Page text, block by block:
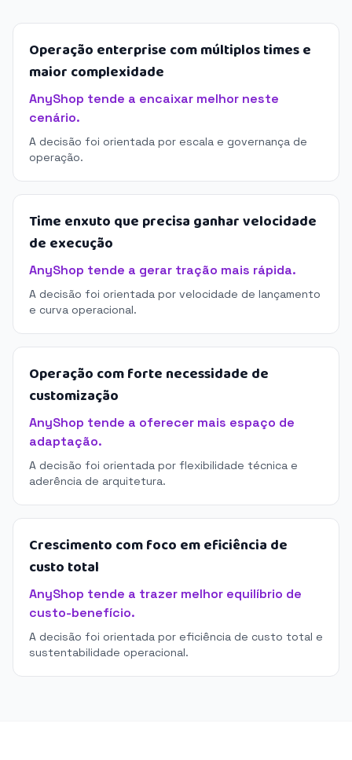
Operação enterprise com múltiplos times e
maior complexidade
AnyShop tende a encaixar melhor neste
cenário.
A decisão foi orientada por escala e governança de
operação.
Time enxuto que precisa ganhar velocidade
de execução
AnyShop tende a gerar tração mais rápida.
A decisão foi orientada por velocidade de lançamento
e curva operacional.
Operação com forte necessidade de
customização
AnyShop tende a oferecer mais espaço de
adaptação.
A decisão foi orientada por flexibilidade técnica e
aderência de arquitetura.
Crescimento com foco em eficiência de
custo total
AnyShop tende a trazer melhor equilíbrio de
custo-benefício.
A decisão foi orientada por eficiência de custo total e
sustentabilidade operacional.